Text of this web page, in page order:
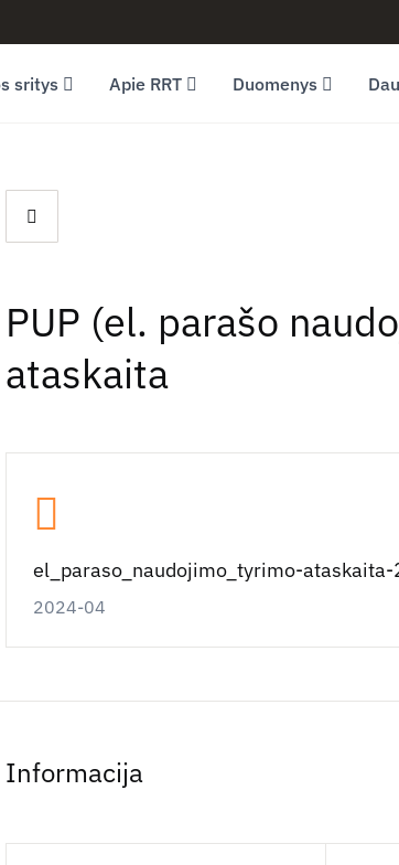
sritys Apie RRT Duomenys
PUP (el. parašo
ataskaita
el_paraso_naudojimo_tyrimo-
2024-04
Informacija